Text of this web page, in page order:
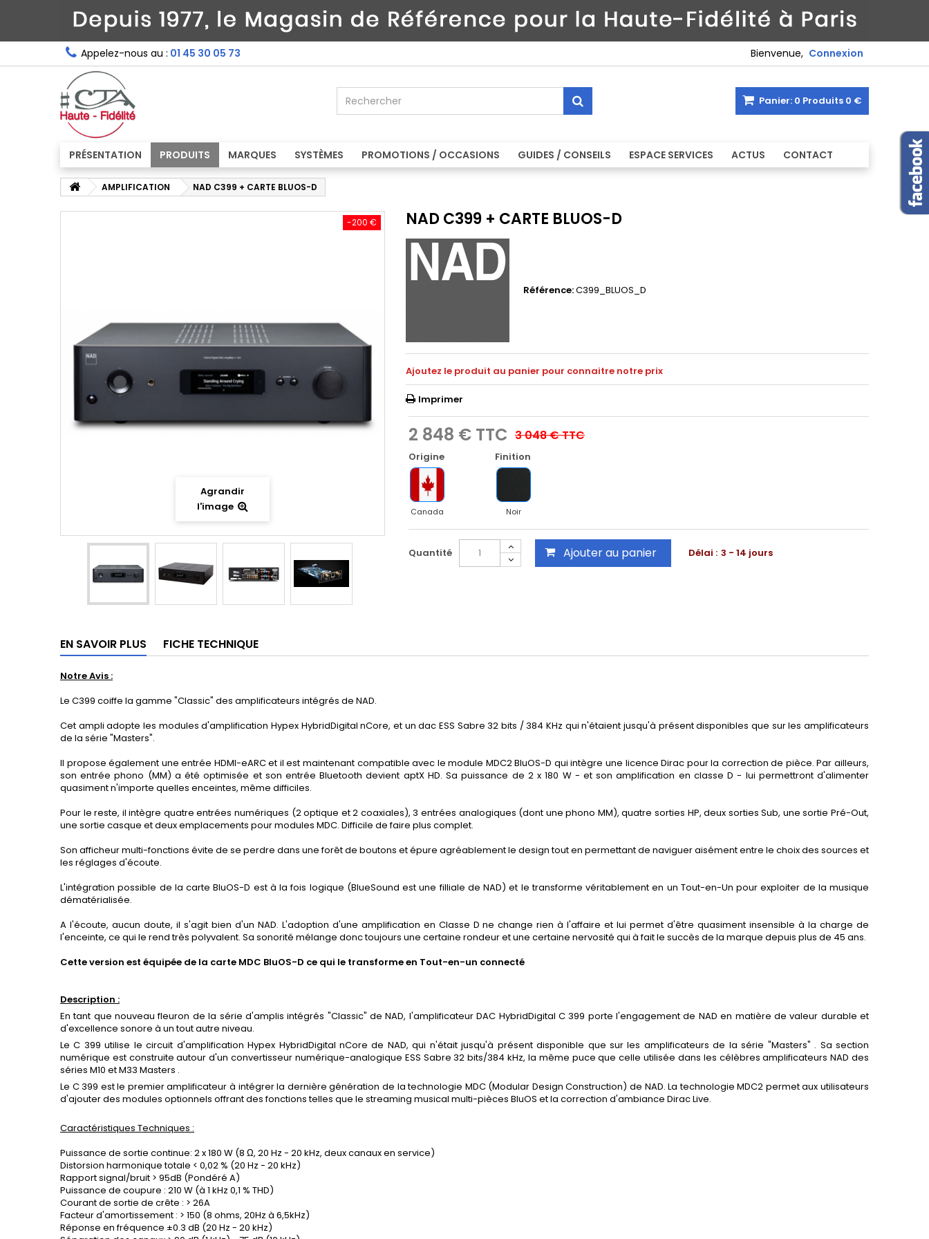
Bienvenue, Connexion
Appelez-nous au : 01 45 30 05 73
Panier: 0 Produits 0 €
PRÉSENTATION PRODUITS MARQUES SYSTÈMES PROMOTIONS / OCCASIONS GUIDES / CONSEILS ESPACE SERVICES ACTUS CONTACT
AMPLIFICATION NAD C399 + CARTE BLUOS-D
-200 €
Agrandir
l'image
NAD C399 + CARTE BLUOS-D
Référence:C399_BLUOS_D
Ajoutez le produit au panier pour connaitre notre prix
Imprimer
2 848 € TTC 3 048 €TTC
Origine
Canada
Finition
Noir
Quantité Ajouter au panier Délai : 3 - 14 jours
EN SAVOIR PLUS FICHE TECHNIQUE
Notre Avis :
Le C399 coiffe la gamme "Classic" des amplificateurs intégrés de NAD.
Cet ampli adopte les modules d'amplification Hypex HybridDigital nCore, et un dac ESS Sabre 32 bits / 384 KHz qui n'étaient jusqu'à présent disponibles que sur les amplificateurs
de la série "Masters".
Il propose également une entrée HDMI-eARC et il est maintenant compatible avec le module MDC2 BluOS-D qui intègre une licence Dirac pour la correction de pièce. Par ailleurs,
son entrée phono (MM) a été optimisée et son entrée Bluetooth devient aptX HD. Sa puissance de 2 x 180 W - et son amplification en classe D - lui permettront d'alimenter
quasiment n'importe quelles enceintes, même difficiles.
Pour le reste, il intègre quatre entrées numériques (2 optique et 2 coaxiales), 3 entrées analogiques (dont une phono MM), quatre sorties HP, deux sorties Sub, une sortie Pré-Out,
une sortie casque et deux emplacements pour modules MDC. Difficile de faire plus complet.
Son afficheur multi-fonctions évite de se perdre dans une forêt de boutons et épure agréablement le design tout en permettant de naviguer aisément entre le choix des sources et
les réglages d'écoute.
L'intégration possible de la carte BluOS-D est à la fois logique (BlueSound est une filliale de NAD) et le transforme véritablement en un Tout-en-Un pour exploiter de la musique
dématérialisée.
A l'écoute, aucun doute, il s'agit bien d'un NAD. L'adoption d'une amplification en Classe D ne change rien à l'affaire et lui permet d'être quasiment insensible à la charge de
l'enceinte, ce qui le rend très polyvalent. Sa sonorité mélange donc toujours une certaine rondeur et une certaine nervosité qui à fait le succès de la marque depuis plus de 45 ans.
Cette version est équipée de la carte MDC BluOS-D ce qui le transforme en Tout-en-un connecté
Description :
En tant que nouveau fleuron de la série d'amplis intégrés "Classic" de NAD, l'amplificateur DAC HybridDigital C 399 porte l'engagement de NAD en matière de valeur durable et
d'excellence sonore à un tout autre niveau.
Le C 399 utilise le circuit d'amplification Hypex HybridDigital nCore de NAD, qui n'était jusqu'à présent disponible que sur les amplificateurs de la série "Masters" . Sa section
numérique est construite autour d'un convertisseur numérique-analogique ESS Sabre 32 bits/384 kHz, la même puce que celle utilisée dans les célèbres amplificateurs NAD des
séries M10 et M33 Masters .
Le C 399 est le premier amplificateur à intégrer la dernière génération de la technologie MDC (Modular Design Construction) de NAD. La technologie MDC2 permet aux utilisateurs
d'ajouter des modules optionnels offrant des fonctions telles que le streaming musical multi-pièces BluOS et la correction d'ambiance Dirac Live.
Caractéristiques Techniques :
Puissance de sortie continue: 2 x 180 W (8 Ω, 20 Hz - 20 kHz, deux canaux en service)
Distorsion harmonique totale < 0,02 % (20 Hz - 20 kHz)
Rapport signal/bruit > 95dB (Pondéré A)
Puissance de coupure : 210 W (à 1 kHz 0,1 % THD)
Courant de sortie de crête : > 26A
Facteur d'amortissement : > 150 (8 ohms, 20Hz à 6,5kHz)
Réponse en fréquence ±0.3 dB (20 Hz - 20 kHz)